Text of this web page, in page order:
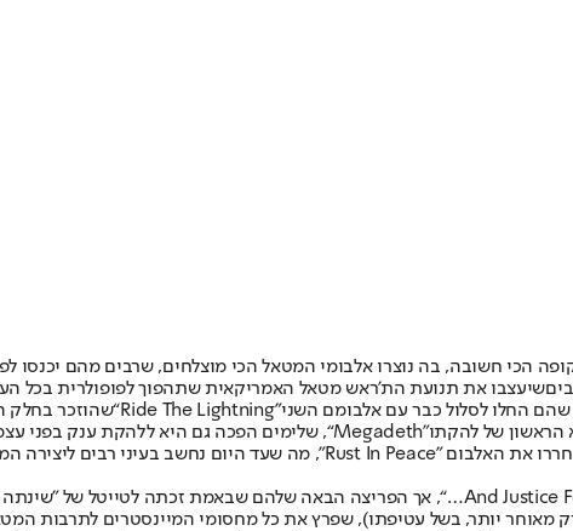
שיעצבו את תנועת הת'ראש מטאל האמריקאית שתהפוך לפופולרית בכל
החלו לסלול כבר עם אלבומם השני“Ride The Lightning”שהוזכר בחלק
“Megadeth”, שלימים הפכה גם היא ללהקת ענק בפני
Rust In Peace", מה שעד היום נחשב בעיני רבים ליצירה
“…And Justice
מאוחר יותר, בשל עטיפתו), שפרץ את כל מחסומי המיינסטרים לתרבות